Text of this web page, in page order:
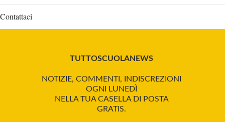
Contattaci
TUTTOSCUOLANEWS
NOTIZIE, COMMENTI, INDISCREZIONI
OGNI LUNEDÌ
NELLA TUA CASELLA DI POSTA
GRATIS.